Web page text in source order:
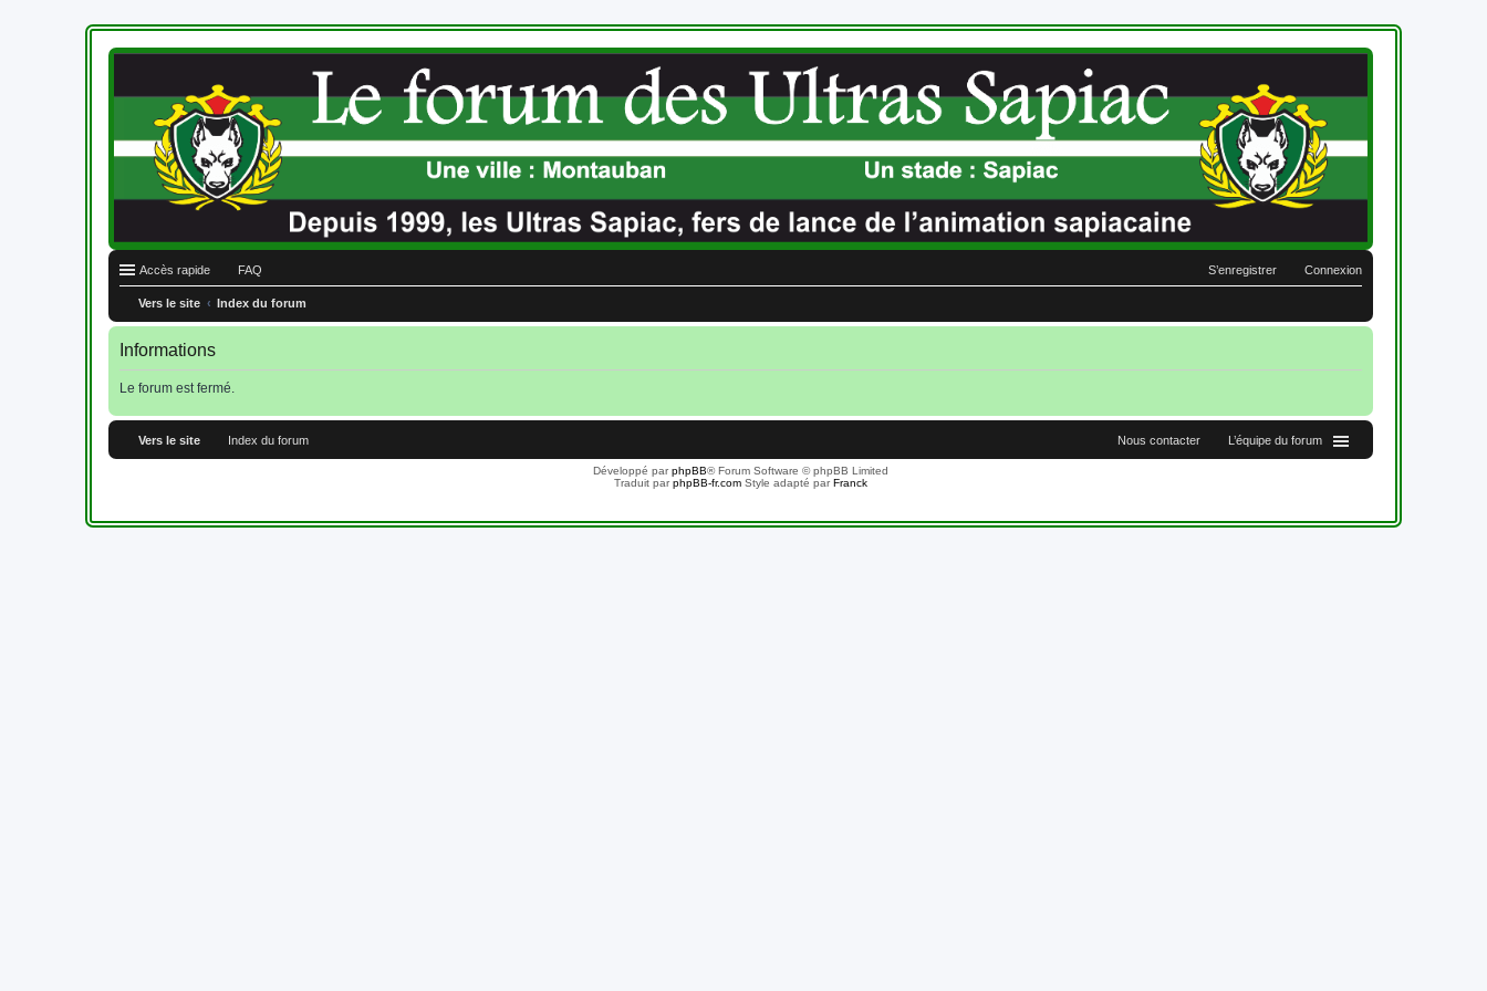
Accès rapide FAQ Connexion
S’enregistrer
Vers le site Index du forum
Informations
Le forum est fermé.
Vers le site Index du forum L’équipe du forum
Nous contacter
Développé parphpBB® Forum Software © phpBB Limited
Traduit parphpBB-fr.comStyle adapté parFranck